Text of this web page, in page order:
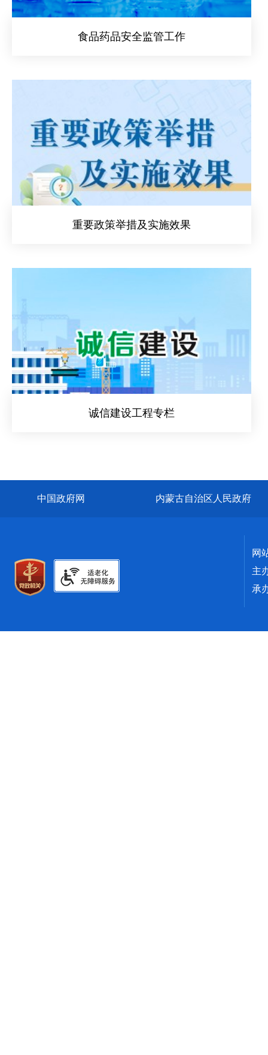
食品药品安全监管工作
重要政策举措及实施效果
诚信建设工程专栏
中国政府网 内蒙古自治区人民政府
网
主
承